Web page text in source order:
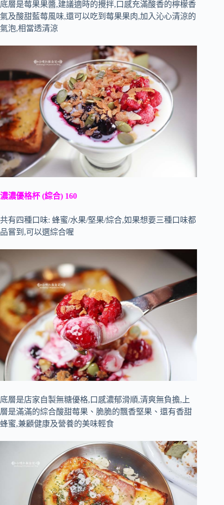
底層是莓果果醬,建議適時的攪拌,口感充滿酸香的檸檬香
氣及酸甜藍莓風味,還可以吃到莓果果肉,加入沁心清涼的
氣泡,相當透清涼
濃濃優格杯 (綜合) 160
共有四種口味: 蜂蜜/水果/堅果/綜合,如果想要三種口味都
品嘗到,可以選綜合喔
底層是店家自製無糖優格,口感濃郁滑順,清爽無負擔,上
層是滿滿的綜合酸甜莓果、脆脆的飄香堅果、還有香甜
蜂蜜,兼顧健康及營養的美味輕食